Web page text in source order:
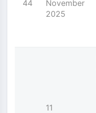
44
November
2025
11